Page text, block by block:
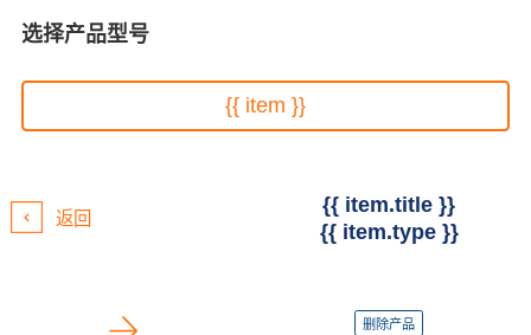
选择产品型号
{{ item }}
返回
{{ item.title }}
{{ item.type }}
删除产品